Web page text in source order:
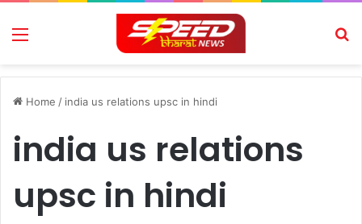
Menu
Home / india us relations upsc in hindi
india us relations
upsc in hindi